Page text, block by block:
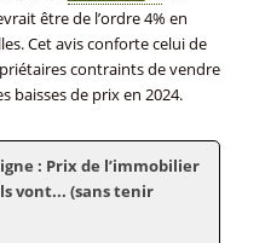
être de l’ordre 4% en
Cet avis conforte celui de
contraints de vendre
baisses de prix en 2024.
: Prix de l’immobilier
vont... (sans tenir